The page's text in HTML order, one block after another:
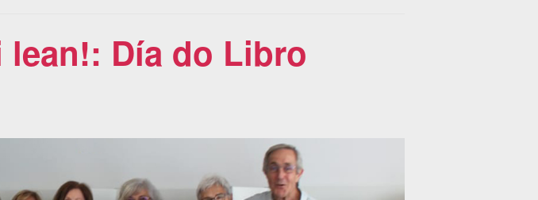
lean!: Día do Libro